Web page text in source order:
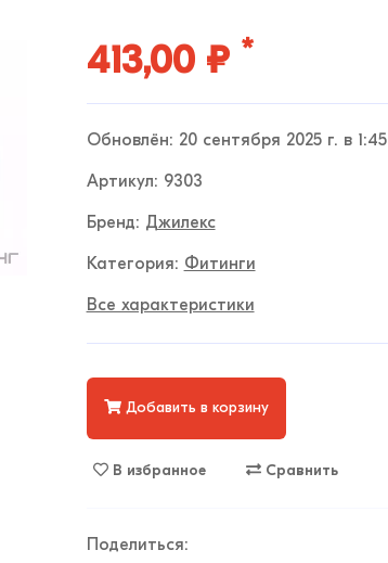
413,00 ₽ *
Обновлён: 20 сентября 2025 г. в 1:45
Артикул: 9303
Бренд: Джилекс
Категория: Фитинги
Все характеристики
Добавить в корзину
В избранное Сравнить
Поделиться: